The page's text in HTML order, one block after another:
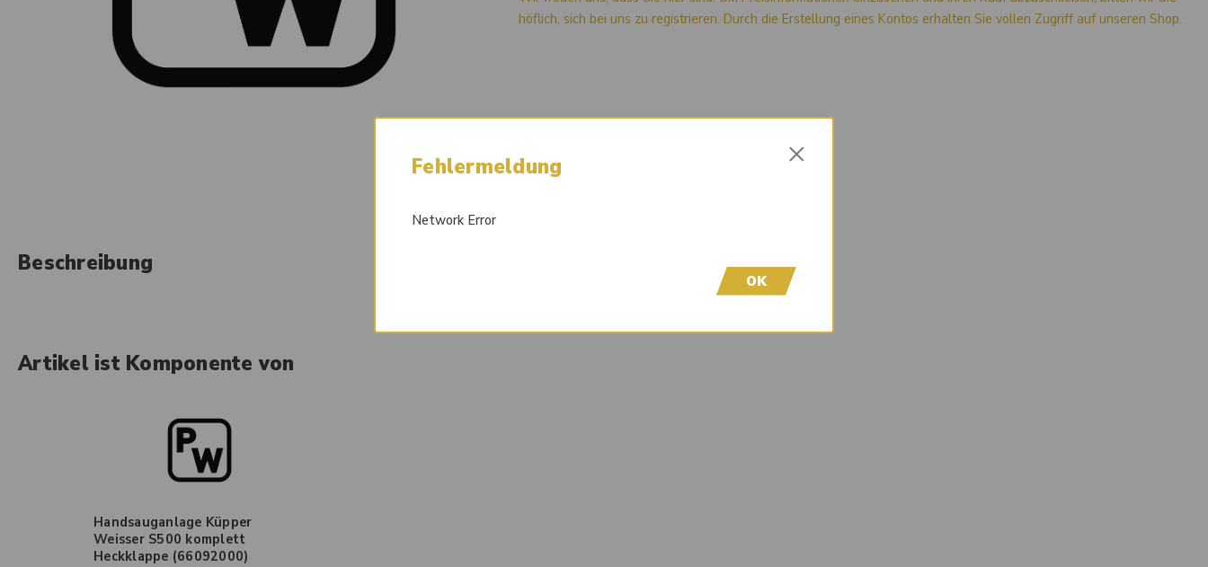
höflich, sich bei uns zu registrieren. Durch die Erstellung eines Kontos erhalten Sie vollen Zugriff auf unseren Shop.
Beschreibung
Artikel ist Komponente von
Handsauganlage Küpper
Weisser S500 komplett
Heckklappe (66092000)
Fehlermeldung ×
Network Error
OK